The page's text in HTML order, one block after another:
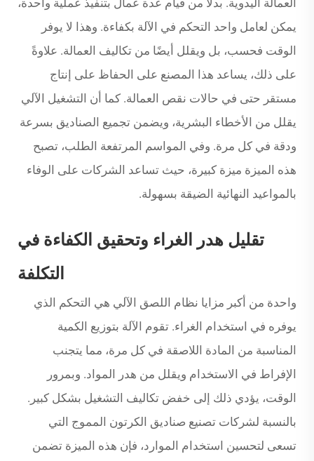
يمكن لعامل واحد التحكم في الآلة بكفاءة. وهذا لا يوفر
الوقت فحسب، بل ويقلل أيضًا من تكاليف العمالة. علاوةً
على ذلك، يساعد هذا المصنع على الحفاظ على إنتاج
مستقر حتى في حالات نقص العمالة. كما أن التشغيل الآلي
يقلل من الأخطاء البشرية، ويضمن تجميع الصناديق بسرعة
ودقة في كل مرة. وفي المواسم المرتفعة الطلب، تصبح
هذه الميزة ميزة كبيرة، حيث تساعد الشركات على الوفاء
بالمواعيد النهائية الضيقة بسهولة.
تقليل هدر الغراء وتحقيق الكفاءة في
التكلفة
واحدة من أكبر مزايا نظام اللصق الآلي هي التحكم الذي
يوفره في استخدام الغراء. تقوم الآلة بتوزيع الكمية
المناسبة من المادة اللاصقة في كل مرة، مما يتجنب
الإفراط في الاستخدام ويقلل من هدر المواد. وبمرور
الوقت، يؤدي ذلك إلى خفض تكاليف التشغيل بشكل كبير.
بالنسبة لشركات تصنيع صناديق الكرتون المموج التي
تسعى لتحسين استخدام الموارد، فإن هذه الميزة تضمن